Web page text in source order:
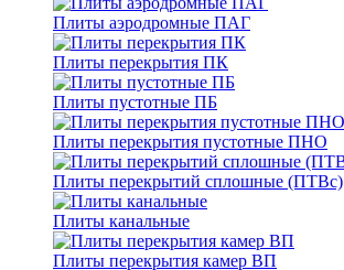
Плиты аэродромные ПАГ
Плиты перекрытия ПК
Плиты пустотные ПБ
Плиты перекрытия пустотные ПНО
Плиты перекрытий сплошные (ПТВс)
Плиты канальные
Плиты перекрытия камер ВП